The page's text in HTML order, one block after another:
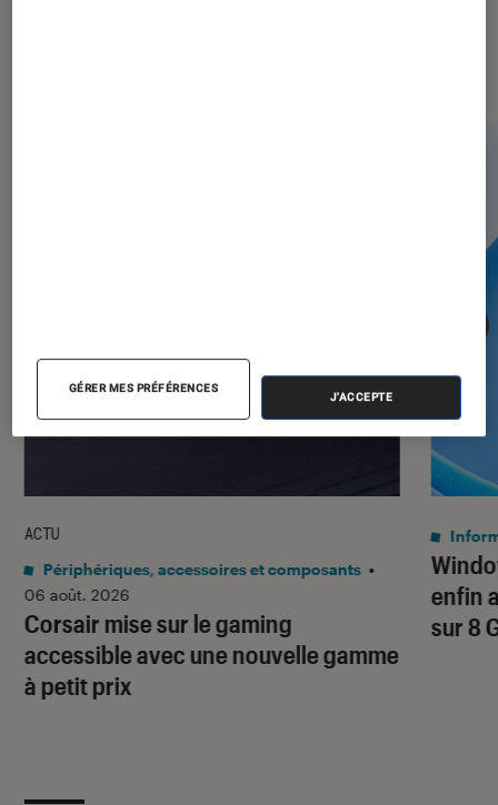
Corsair mise sur le gaming
accessible avec une nouvelle gamme
à petit prix
ACTU
Périphériques, accessoires et composants •
06 août. 2026
enfin
sur 8
GÉRER MES PRÉFÉRENCES
J'ACCEPTE